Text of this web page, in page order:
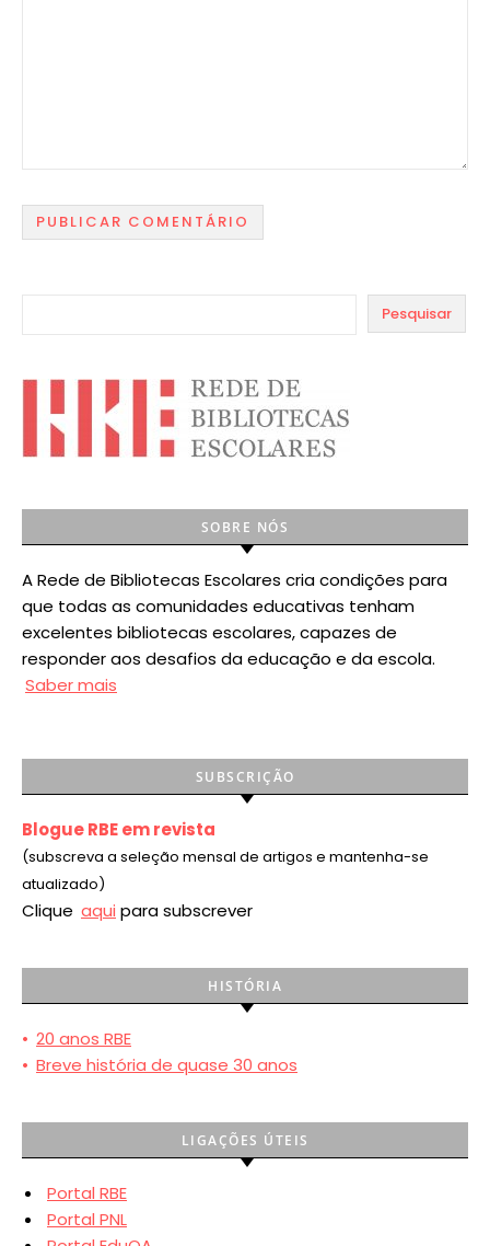
Pesquisar
SOBRE NÓS
A Rede de Bibliotecas Escolares cria condições para
que todas as comunidades educativas tenham
excelentes bibliotecas escolares, capazes de
responder aos desafios da educação e da escola.
Saber mais
SUBSCRIÇÃO
Blogue RBE em revista
(subscreva a seleção mensal de artigos e mantenha-se
atualizado)
Clique aqui para subscrever
HISTÓRIA
• 20 anos RBE
• Breve história de quase 30 anos
LIGAÇÕES ÚTEIS
Portal RBE
Portal PNL